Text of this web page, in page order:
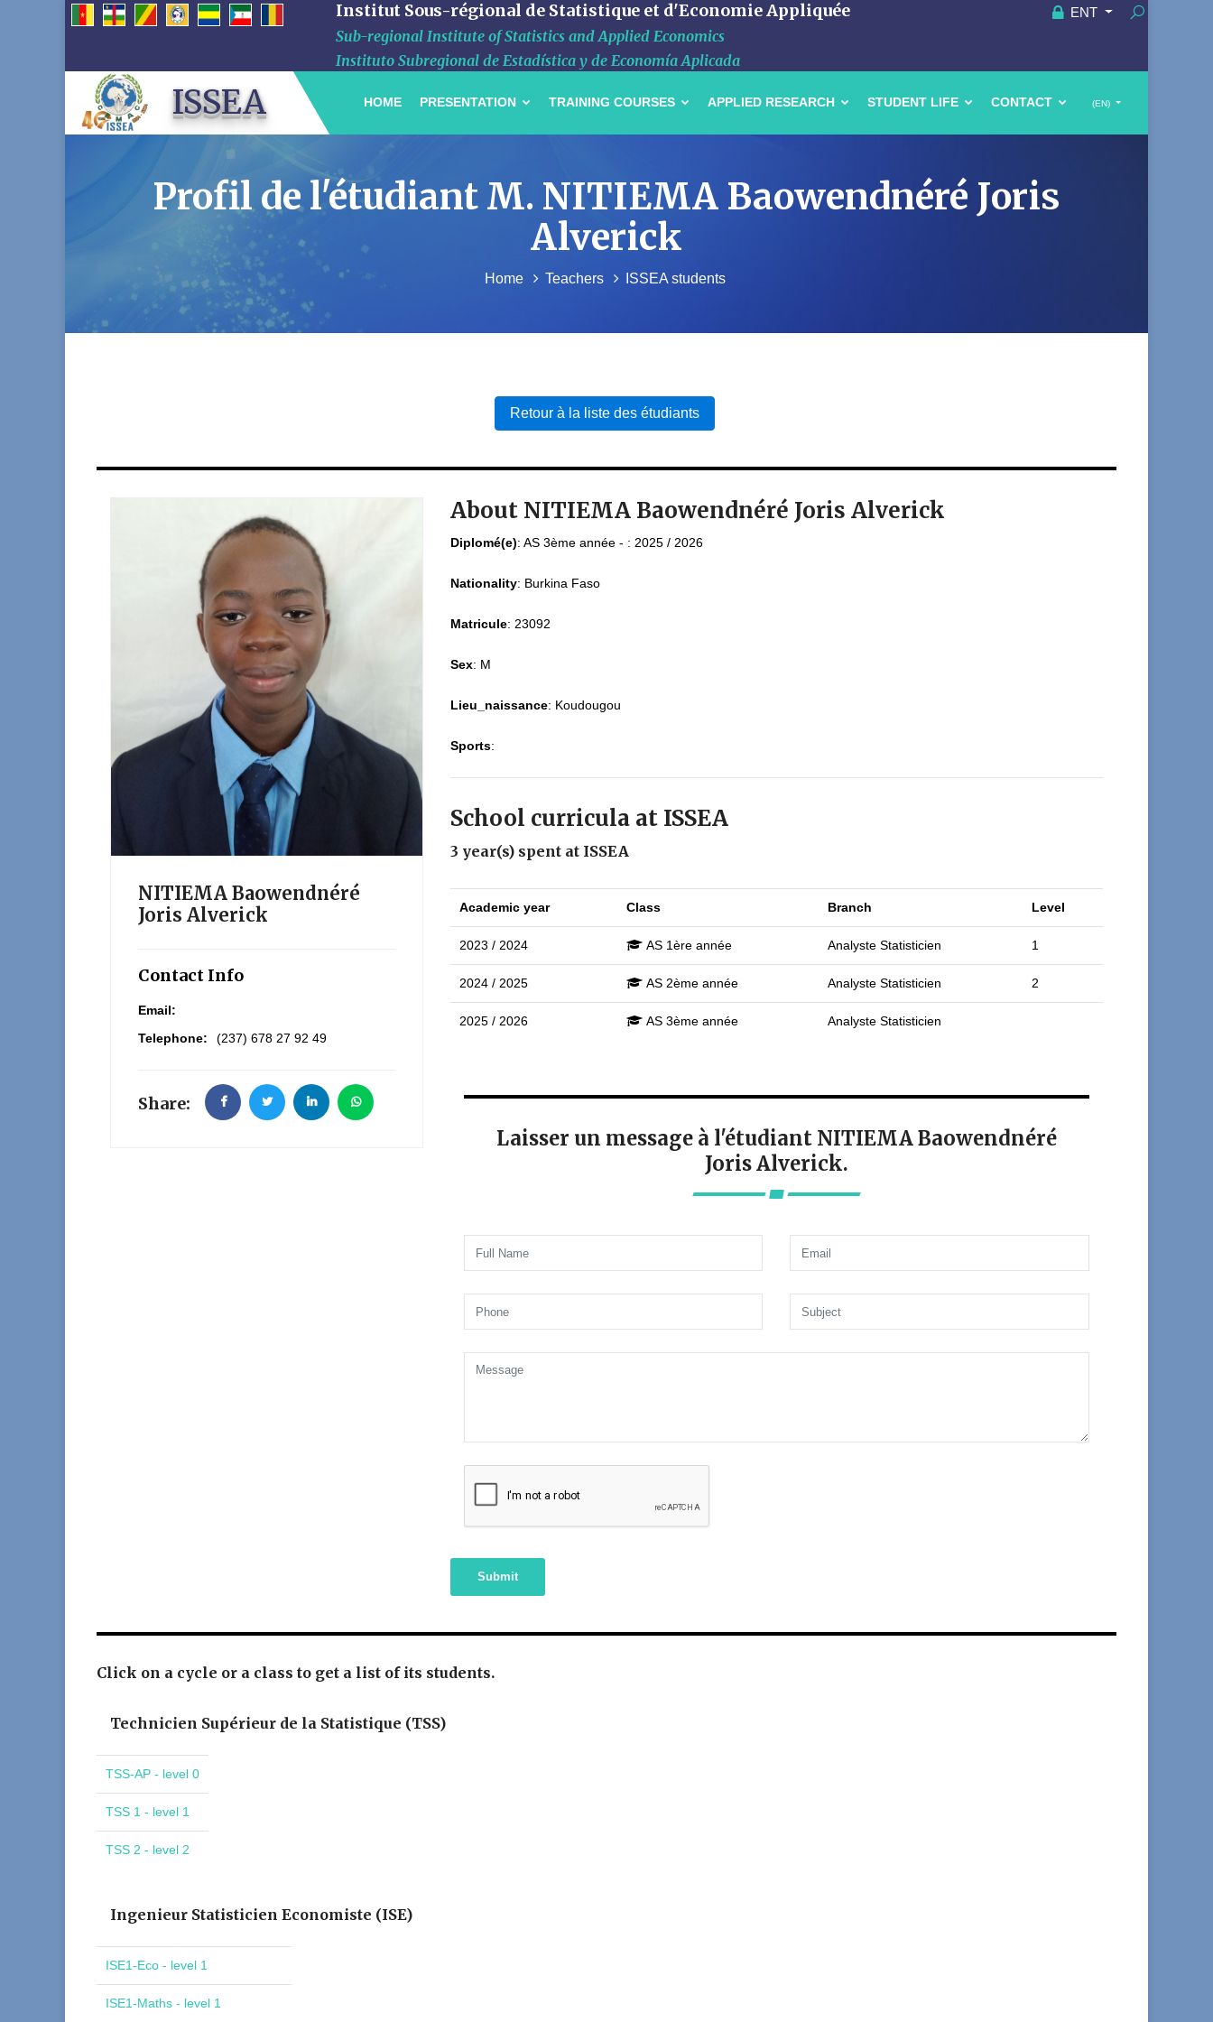
Institut Sous-régional de Statistique et d'Economie Appliquée
Sub-regional Institute of Statistics and Applied Economics
Instituto Subregional de Estadística y de Economía Aplicada
ENT
ISSEA (EN)
HOME PRESENTATION TRAINING COURSES APPLIED RESEARCH STUDENT LIFE CONTACT
Profil de l'étudiant M. NITIEMA Baowendnéré Joris
Alverick
Home Teachers ISSEA students
Retour à la liste des étudiants
NITIEMA Baowendnéré
Joris Alverick
Contact Info
Email:
Telephone:
(237) 678 27 92 49
Share:
About NITIEMA Baowendnéré Joris Alverick
Diplomé(e): AS 3ème année - : 2025 / 2026
Nationality: Burkina Faso
Matricule: 23092
Sex: M
Lieu_naissance: Koudougou
Sports:
School curricula at ISSEA
3 year(s) spent at ISSEA
Academic year Class Branch Level
2023 / 2024 AS 1ère année Analyste Statisticien 1
2024 / 2025 AS 2ème année Analyste Statisticien 2
2025 / 2026 AS 3ème année Analyste Statisticien
Laisser un message à l'étudiant NITIEMA Baowendnéré
Joris Alverick.
Submit
Click on a cycle or a class to get a list of its students.
Technicien Supérieur de la Statistique (TSS)
TSS-AP - level 0
TSS 1 - level 1
TSS 2 - level 2
Ingenieur Statisticien Economiste (ISE)
ISE1-Eco - level 1
ISE1-Maths - level 1